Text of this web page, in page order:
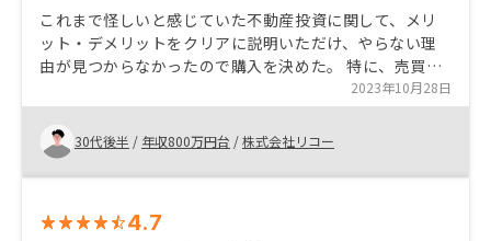
これまで怪しいと感じていた不動産投資に関して、メリ
ット・デメリットをクリアに説明いただけ、やらない理
由が見つからなかったので購入を決めた。 特に、売買だ
けでなく、管理も自社内で実施している点(数十年管理す
るにあたり良くないものは薦めるはずがないこと)が最も
信頼を置けると感じた。
2023年10月28日
30代後半 / 年収800万円台 /株式会社リコー
4.7